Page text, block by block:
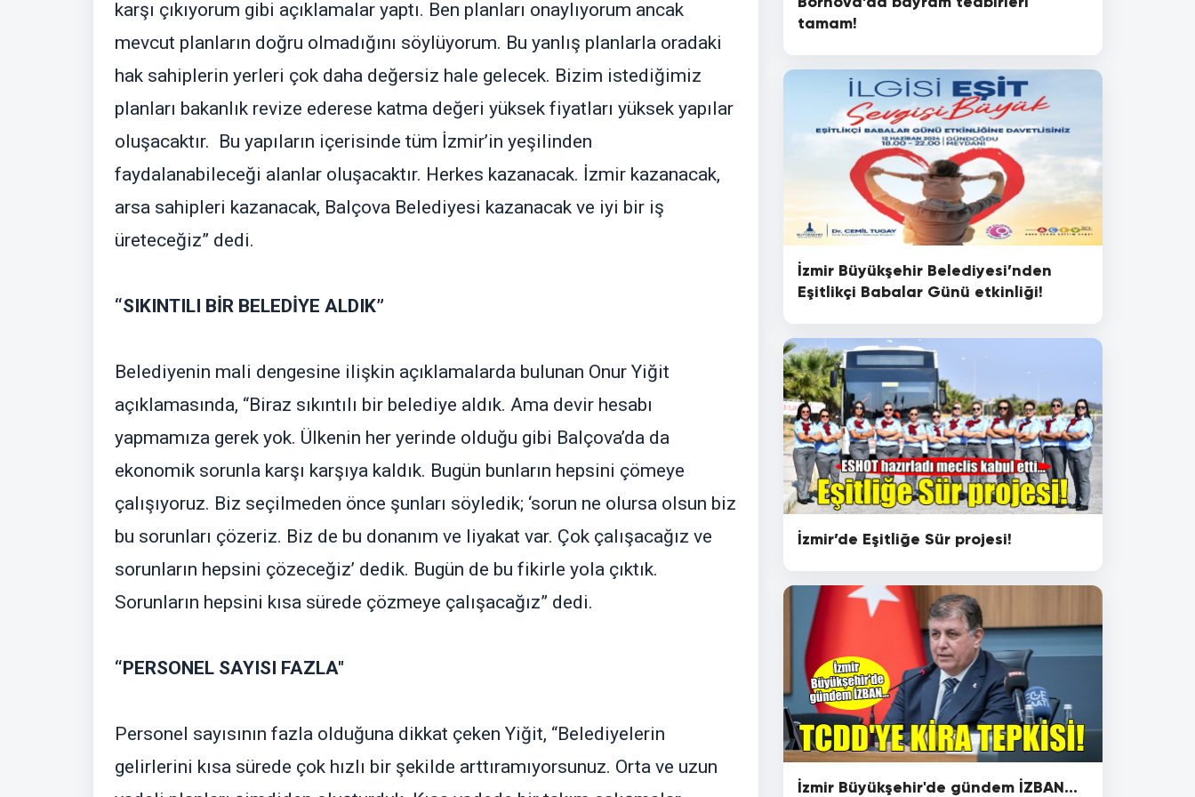
karşı çıkıyorum gibi açıklamalar yaptı. Ben planları onaylıyorum ancak
mevcut planların doğru olmadığını söylüyorum. Bu yanlış planlarla oradaki
hak sahiplerin yerleri çok daha değersiz hale gelecek. Bizim istediğimiz
planları bakanlık revize ederese katma değeri yüksek fiyatları yüksek yapılar
oluşacaktır. Bu yapıların içerisinde tüm İzmir’in yeşilinden
faydalanabileceği alanlar oluşacaktır. Herkes kazanacak. İzmir kazanacak,
arsa sahipleri kazanacak, Balçova Belediyesi kazanacak ve iyi bir iş
üreteceğiz” dedi.
“SIKINTILI BİR BELEDİYE ALDIK”
Belediyenin mali dengesine ilişkin açıklamalarda bulunan Onur Yiğit
açıklamasında, “Biraz sıkıntılı bir belediye aldık. Ama devir hesabı
yapmamıza gerek yok. Ülkenin her yerinde olduğu gibi Balçova’da da
ekonomik sorunla karşı karşıya kaldık. Bugün bunların hepsini çömeye
çalışıyoruz. Biz seçilmeden önce şunları söyledik; ‘sorun ne olursa olsun biz
bu sorunları çözeriz. Biz de bu donanım ve liyakat var. Çok çalışacağız ve
sorunların hepsini çözeceğiz’ dedik. Bugün de bu fikirle yola çıktık.
Sorunların hepsini kısa sürede çözmeye çalışacağız” dedi.
“PERSONEL SAYISI FAZLA"
Personel sayısının fazla olduğuna dikkat çeken Yiğit, “Belediyelerin
gelirlerini kısa sürede çok hızlı bir şekilde arttıramıyorsunuz. Orta ve uzun
tamam!
İzmir Büyükşehir Belediyesi’nden
Eşitlikçi Babalar Günü etkinliği!
İzmir’de Eşitliğe Sür projesi!
İzmir Büyükşehir'de gündem İZBAN...